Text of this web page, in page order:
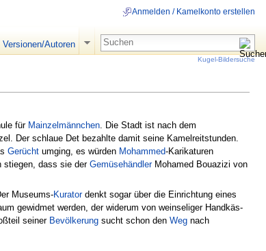
für Mainzelmännchen . Die Stadt ist nach dem
Der schlaue Det bezahlte damit seine Kamelreitstunden.
Gerücht umging, es würden Mohammed-Karikaturen
stiegen, dass sie der GemüsehändlerMohamed Bouazizi von
Museums-Kuratordenkt sogar über die Einrichtung eines
gewidmet werden, der widerum von weinseliger Handkäs-
seiner Bevölkerung sucht schon den Weg nach
Anmelden / Kamelkonto erstellen
Versionen/Autoren
Kugel-Bildersuche